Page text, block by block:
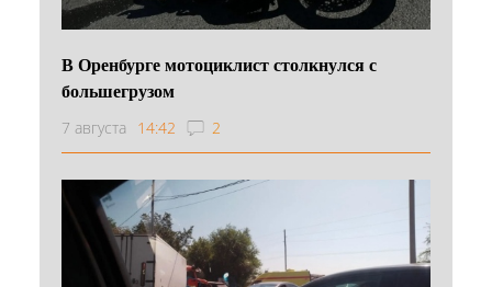
В Оренбурге мотоциклист столкнулся с
большегрузом
7 августа 14:42 2